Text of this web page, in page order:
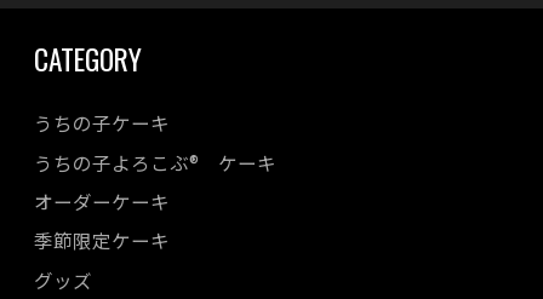
2023年09月
2023年08月
2023年06月
2023年05月
2023年04月
2023年03月
2023年02月
CATEGORY
うちの子ケーキ
うちの子よろこぶ® ケーキ
オーダーケーキ
季節限定ケーキ
グッズ